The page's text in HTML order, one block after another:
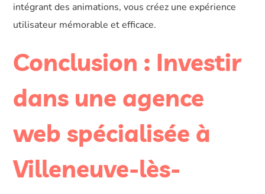
intégrant des animations, vous créez une expérience
utilisateur mémorable et efficace.
Conclusion : Investir
dans une agence
web spécialisée à
Villeneuve-lès-